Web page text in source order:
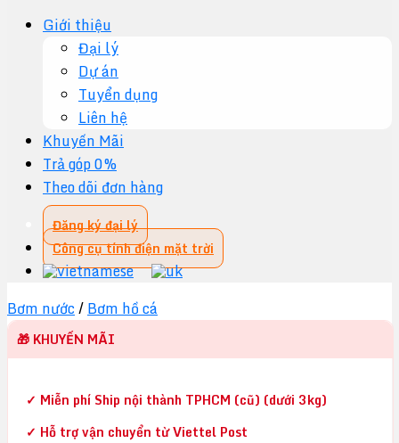
Giới thiệu
Đại lý
Dự án
Tuyển dụng
Liên hệ
Khuyến Mãi
Trả góp 0%
Theo dõi đơn hàng
Đăng ký đại lý
Công cụ tính điện mặt trời
Bơm nước/Bơm hồ cá
🎁 KHUYẾN MÃI
✓ Miễn phí Ship nội thành TPHCM (cũ) (dưới 3kg)
✓ Hỗ trợ vận chuyển từ Viettel Post